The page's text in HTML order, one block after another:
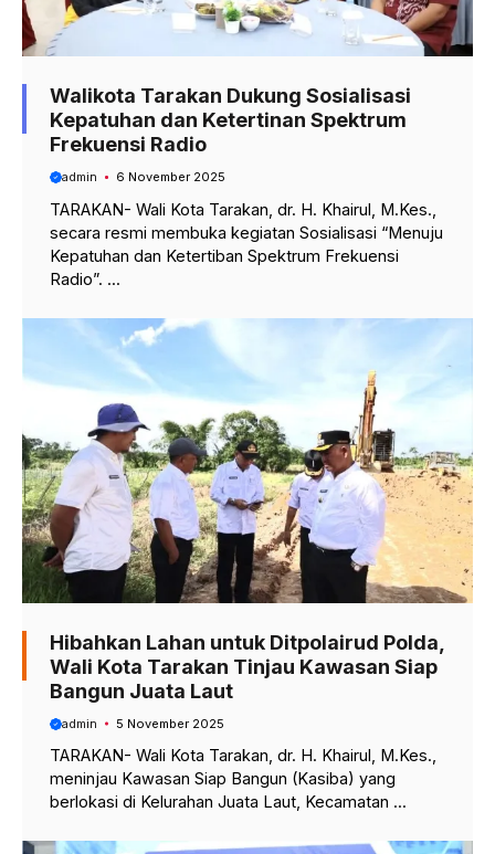
Walikota Tarakan Dukung Sosialisasi
Kepatuhan dan Ketertinan Spektrum
Frekuensi Radio
admin 6 November 2025
TARAKAN- Wali Kota Tarakan, dr. H. Khairul, M.Kes.,
secara resmi membuka kegiatan Sosialisasi “Menuju
Kepatuhan dan Ketertiban Spektrum Frekuensi
Radio”. ...
Hibahkan Lahan untuk Ditpolairud Polda,
Wali Kota Tarakan Tinjau Kawasan Siap
Bangun Juata Laut
admin 5 November 2025
TARAKAN- Wali Kota Tarakan, dr. H. Khairul, M.Kes.,
meninjau Kawasan Siap Bangun (Kasiba) yang
berlokasi di Kelurahan Juata Laut, Kecamatan ...